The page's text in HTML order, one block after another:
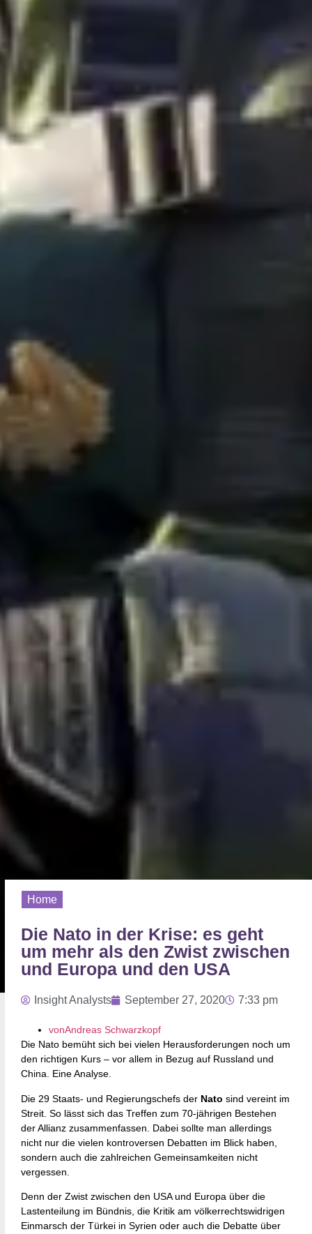
Home
Die Nato in der Krise: es geht
um mehr als den Zwist zwischen
und Europa und den USA
Insight Analysts September 27, 2020 7:33 pm
vonAndreas Schwarzkopf
Die Nato bemüht sich bei vielen Herausforderungen noch um
den richtigen Kurs – vor allem in Bezug auf Russland und
China. Eine Analyse.
Die 29 Staats- und Regierungschefs der Nato sind vereint im
Streit. So lässt sich das Treffen zum 70-jährigen Bestehen
der Allianz zusammenfassen. Dabei sollte man allerdings
nicht nur die vielen kontroversen Debatten im Blick haben,
sondern auch die zahlreichen Gemeinsamkeiten nicht
vergessen.
Denn der Zwist zwischen den USA und Europa über die
Lastenteilung im Bündnis, die Kritik am völkerrechtswidrigen
Einmarsch der Türkei in Syrien oder auch die Debatte über